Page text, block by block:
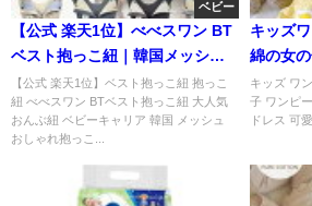
ベビー
【公式 楽天1位】べべスワン BT
ベスト抱っこ紐｜韓国メッシュ
でママも赤ちゃんも楽
【公式 楽天1位】ベスト抱っこ紐 抱っこ
紐 べべスワン BTベスト抱っこ紐 大人気
おんぶ紐 ベビーキャリア 韓国 メッシュ
おしゃれ抱っこ...
キッズ
綿の女
可愛い
キッズ ワ
子 ワンピ
ドレス 可